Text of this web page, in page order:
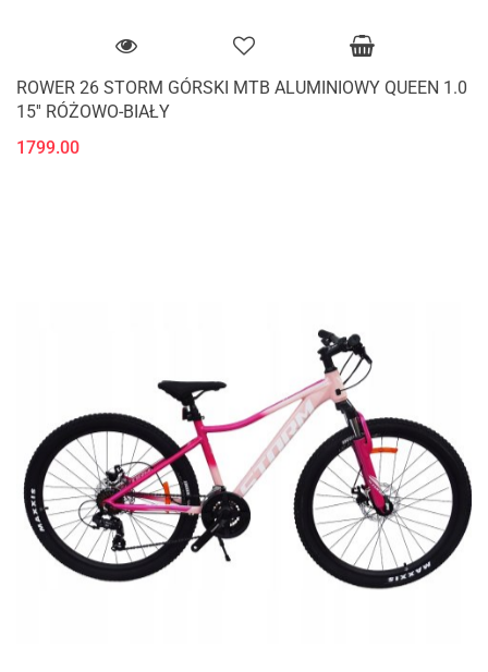
ROWER 26 STORM GÓRSKI MTB ALUMINIOWY QUEEN 1.0
15'' RÓŻOWO-BIAŁY
1799.00